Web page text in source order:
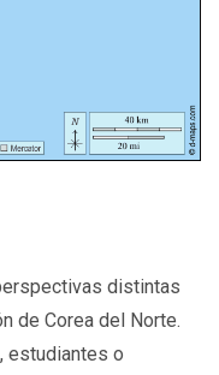
distintas
de Corea del Norte.
estudiantes o